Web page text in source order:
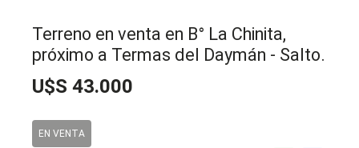
Terreno en venta en B° La Chinita,
próximo a Termas del Daymán - Salto.
U$S 43.000
EN VENTA